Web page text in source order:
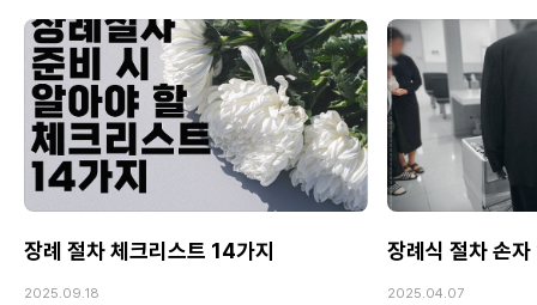
장례 절차 체크리스트 14가지
2025.09.18
장례식 절차 손
2025.04.07